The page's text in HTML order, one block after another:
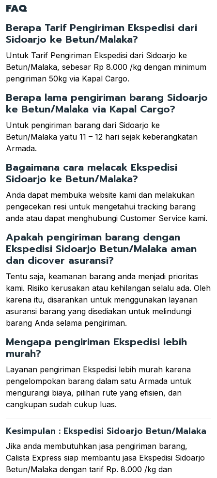
FAQ
Berapa Tarif Pengiriman Ekspedisi dari
Sidoarjo ke Betun/Malaka?
Untuk Tarif Pengiriman Ekspedisi dari Sidoarjo ke
Betun/Malaka, sebesar Rp 8.000 /kg dengan minimum
pengiriman 50kg via Kapal Cargo.
Berapa lama pengiriman barang Sidoarjo
ke Betun/Malaka via Kapal Cargo?
Untuk pengiriman barang dari Sidoarjo ke
Betun/Malaka yaitu 11 – 12 hari sejak keberangkatan
Armada.
Bagaimana cara melacak Ekspedisi
Sidoarjo ke Betun/Malaka?
Anda dapat membuka website kami dan melakukan
pengecekan resi untuk mengetahui tracking barang
anda atau dapat menghubungi Customer Service kami.
Apakah pengiriman barang dengan
Ekspedisi Sidoarjo Betun/Malaka aman
dan dicover asuransi?
Tentu saja, keamanan barang anda menjadi prioritas
kami. Risiko kerusakan atau kehilangan selalu ada. Oleh
karena itu, disarankan untuk menggunakan layanan
asuransi barang yang disediakan untuk melindungi
barang Anda selama pengiriman.
Mengapa pengiriman Ekspedisi lebih
murah?
Layanan pengiriman Ekspedisi lebih murah karena
pengelompokan barang dalam satu Armada untuk
mengurangi biaya, pilihan rute yang efisien, dan
cangkupan sudah cukup luas.
Kesimpulan : Ekspedisi Sidoarjo Betun/Malaka
Jika anda membutuhkan jasa pengiriman barang,
Calista Express siap membantu jasa Ekspedisi Sidoarjo
Betun/Malaka dengan tarif Rp. 8.000 /kg dan